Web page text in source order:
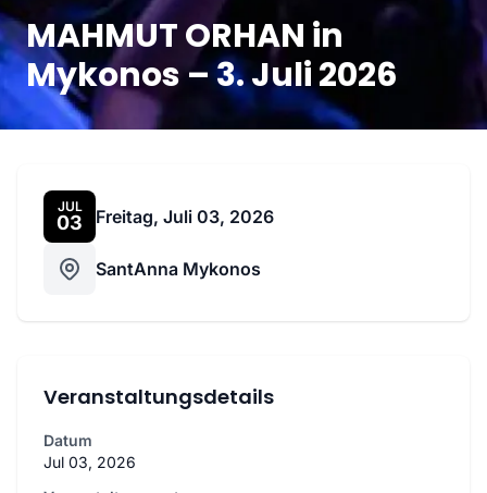
MAHMUT ORHAN in
Mykonos – 3. Juli 2026
JUL
03 Freitag, Juli 03, 2026
SantAnna Mykonos
Veranstaltungsdetails
Datum
Jul 03, 2026